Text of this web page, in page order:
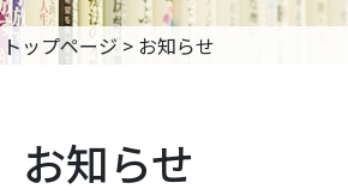
トップページ > お知らせ
お知らせ